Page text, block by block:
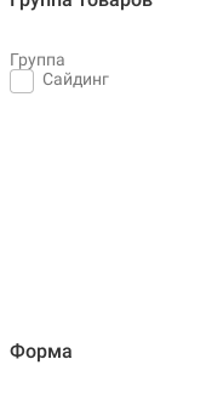
Группа
Сайдинг
Форма